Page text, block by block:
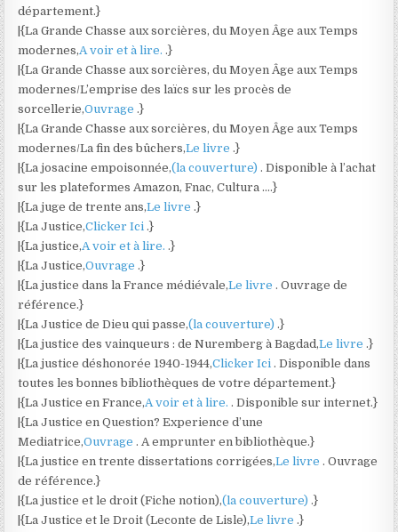
département.}
|{La Grande Chasse aux sorcières, du Moyen Âge aux Temps
modernes,A voir et à lire..}
|{La Grande Chasse aux sorcières, du Moyen Âge aux Temps
modernes/L’emprise des laïcs sur les procès de
sorcellerie,Ouvrage.}
|{La Grande Chasse aux sorcières, du Moyen Âge aux Temps
modernes/La fin des bûchers,Le livre.}
|{La josacine empoisonnée,(la couverture). Disponible à l’achat
sur les plateformes Amazon, Fnac, Cultura ….}
|{La juge de trente ans,Le livre.}
|{La Justice,Clicker Ici.}
|{La justice,A voir et à lire..}
|{La Justice,Ouvrage.}
|{La justice dans la France médiévale,Le livre. Ouvrage de
référence.}
|{La Justice de Dieu qui passe,(la couverture).}
|{La justice des vainqueurs : de Nuremberg à Bagdad,Le livre.}
|{La justice déshonorée 1940-1944,Clicker Ici. Disponible dans
toutes les bonnes bibliothèques de votre département.}
|{La Justice en France,A voir et à lire.. Disponible sur internet.}
|{La Justice en Question? Experience d’une
Mediatrice,Ouvrage. A emprunter en bibliothèque.}
|{La justice en trente dissertations corrigées,Le livre. Ouvrage
de référence.}
|{La justice et le droit (Fiche notion),(la couverture).}
|{La Justice et le Droit (Leconte de Lisle),Le livre.}